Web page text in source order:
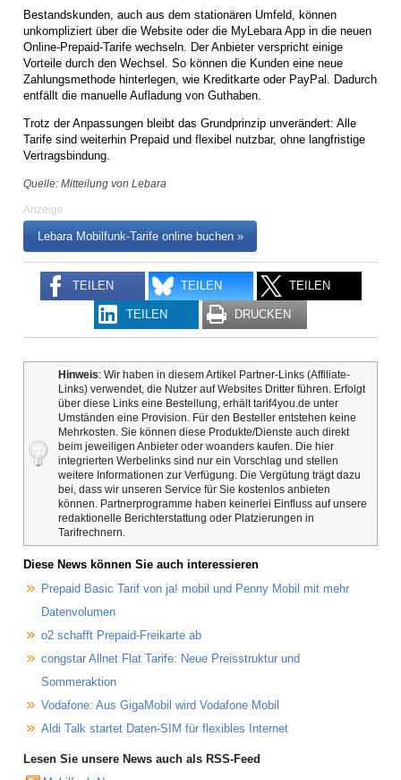
Bestandskunden, auch aus dem stationären Umfeld, können
unkompliziert über die Website oder die MyLebara App in die neuen
Online-Prepaid-Tarife wechseln. Der Anbieter verspricht einige
Vorteile durch den Wechsel. So können die Kunden eine neue
Zahlungsmethode hinterlegen, wie Kreditkarte oder PayPal. Dadurch
entfällt die manuelle Aufladung von Guthaben.
Trotz der Anpassungen bleibt das Grundprinzip unverändert: Alle
Tarife sind weiterhin Prepaid und flexibel nutzbar, ohne langfristige
Vertragsbindung.
Quelle: Mitteilung von Lebara
Anzeige
Lebara Mobilfunk-Tarife online buchen »
TEILEN TEILEN TEILEN
TEILEN DRUCKEN
Hinweis: Wir haben in diesem Artikel Partner-Links (Affiliate-
Links) verwendet, die Nutzer auf Websites Dritter führen. Erfolgt
über diese Links eine Bestellung, erhält tarif4you.de unter
Umständen eine Provision. Für den Besteller entstehen keine
Mehrkosten. Sie können diese Produkte/Dienste auch direkt
beim jeweiligen Anbieter oder woanders kaufen. Die hier
integrierten Werbelinks sind nur ein Vorschlag und stellen
weitere Informationen zur Verfügung. Die Vergütung trägt dazu
bei, dass wir unseren Service für Sie kostenlos anbieten
können. Partnerprogramme haben keinerlei Einfluss auf unsere
redaktionelle Berichterstattung oder Platzierungen in
Tarifrechnern.
Diese News können Sie auch interessieren
Prepaid Basic Tarif von ja! mobil und Penny Mobil mit mehr
Datenvolumen
o2 schafft Prepaid-Freikarte ab
congstar Allnet Flat Tarife: Neue Preisstruktur und
Sommeraktion
Vodafone: Aus GigaMobil wird Vodafone Mobil
Aldi Talk startet Daten-SIM für flexibles Internet
Lesen Sie unsere News auch als RSS-Feed